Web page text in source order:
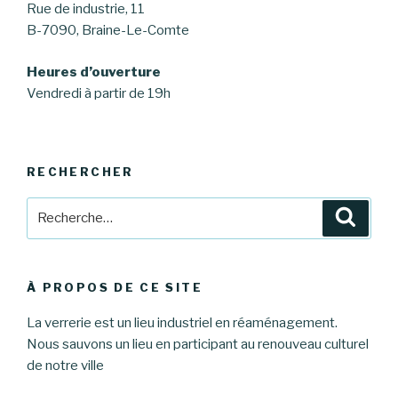
Rue de industrie, 11
B-7090, Braine-Le-Comte
Heures d’ouverture
Vendredi à partir de 19h
RECHERCHER
À PROPOS DE CE SITE
La verrerie est un lieu industriel en réaménagement.
Nous sauvons un lieu en participant au renouveau culturel
de notre ville